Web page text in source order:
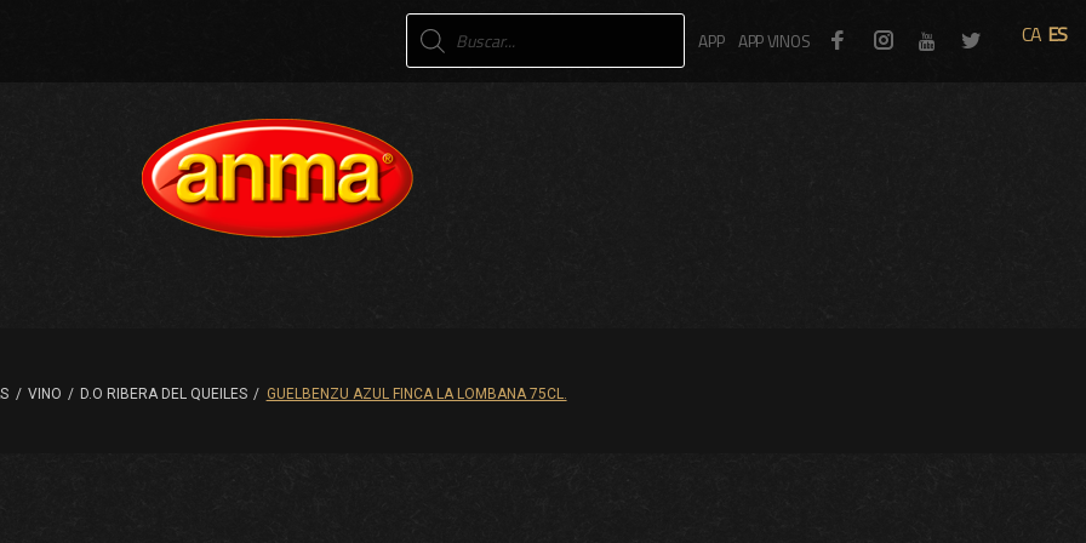
Products
search APP APP VINOS FacebookInstagram Twitter
/ VINO / D.O RIBERA DEL QUEILES / GUELBENZU AZUL FINCA LA LOMBANA 75CL.
CA ES